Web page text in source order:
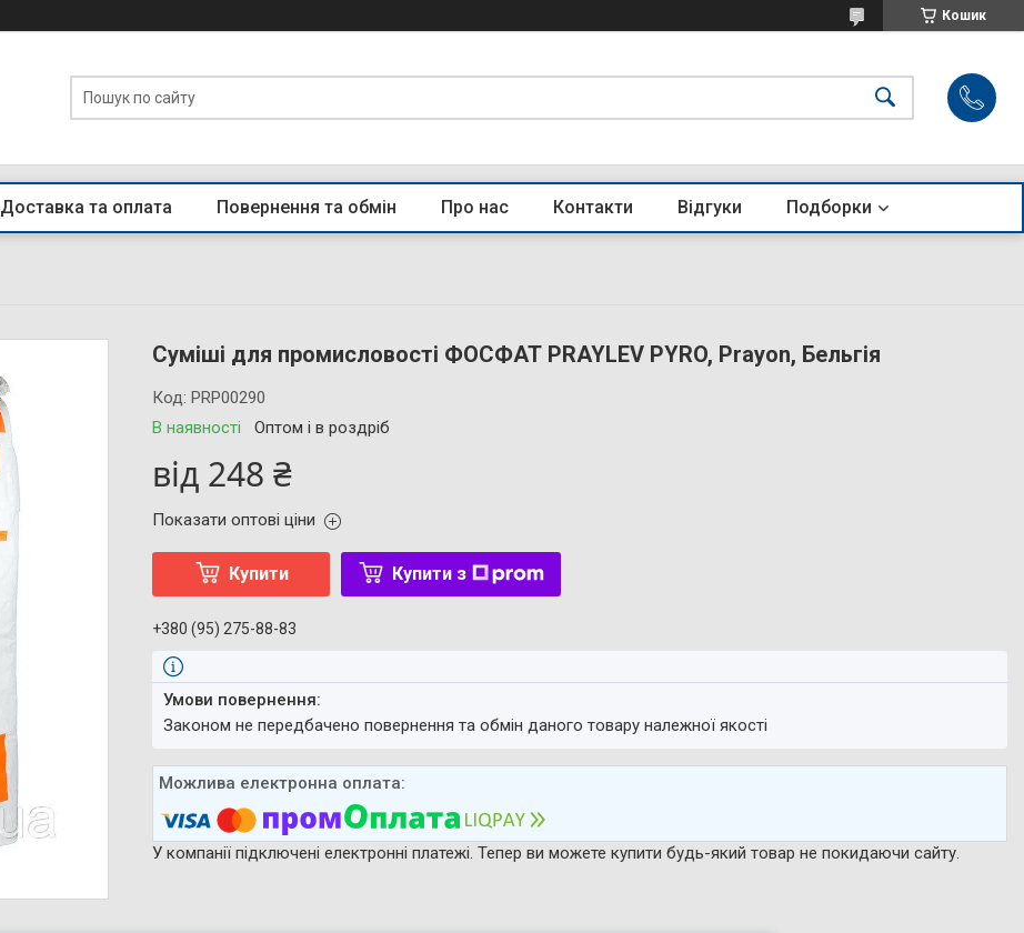
Кошик
Доставка та оплата Повернення та обмін Про нас Контакти Відгуки Подборки
Суміші для промисловості ФОСФАТ PRAYLEV PYRO, Prayon, Бельгія
В наявності Оптом і в роздріб
Код:PRP00290
від 248 ₴
Показати оптові ціни
Купити Купити з
+380 (95) 275-88-83
Законом не передбачено повернення та обмін даного товару належної якості
У компанії підключені електронні платежі. Тепер ви можете купити будь-який товар не покидаючи сайту.